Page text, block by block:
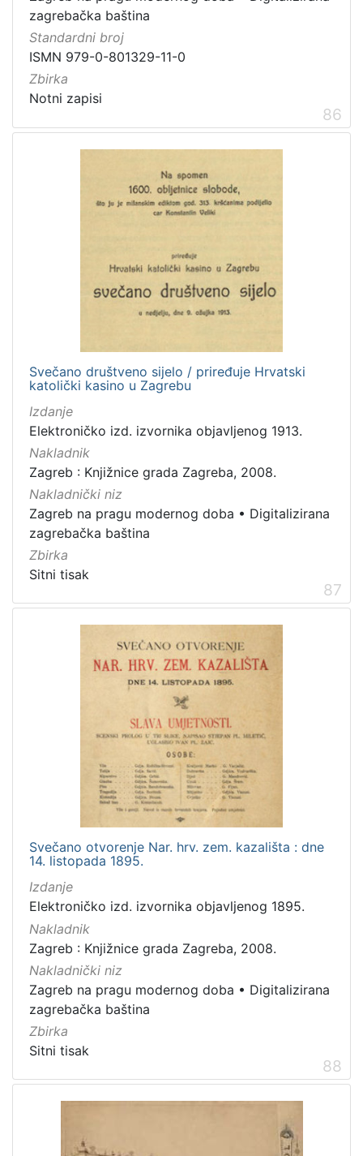
zagrebačka baština
Standardni broj
ISMN 979-0-801329-11-0
Zbirka
Notni zapisi
86
Svečano društveno sijelo / priređuje Hrvatski
katolički kasino u Zagrebu
Izdanje
Elektroničko izd. izvornika objavljenog 1913.
Nakladnik
Zagreb : Knjižnice grada Zagreba, 2008.
Nakladnički niz
Zagreb na pragu modernog doba • Digitalizirana
zagrebačka baština
Zbirka
Sitni tisak
87
Svečano otvorenje Nar. hrv. zem. kazališta : dne
14. listopada 1895.
Izdanje
Elektroničko izd. izvornika objavljenog 1895.
Nakladnik
Zagreb : Knjižnice grada Zagreba, 2008.
Nakladnički niz
Zagreb na pragu modernog doba • Digitalizirana
zagrebačka baština
Zbirka
Sitni tisak
88